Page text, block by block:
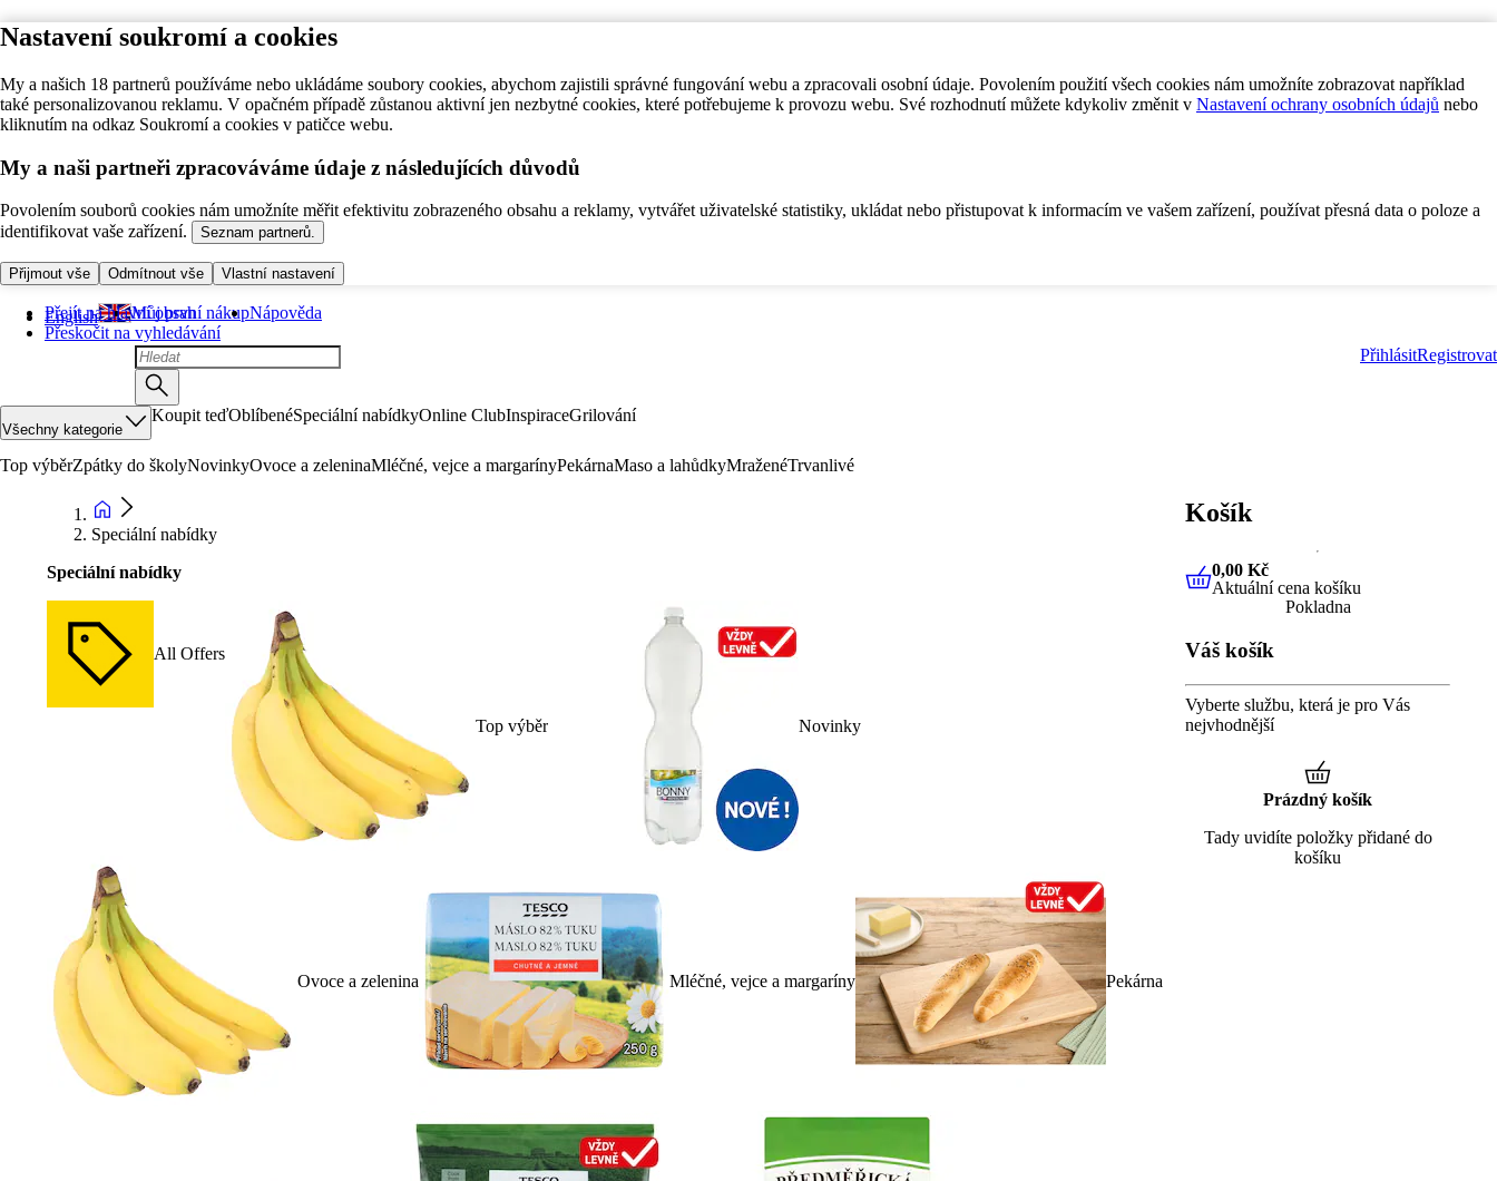
Nastavení soukromí a cookies
My a našich 18 partnerů používáme nebo ukládáme soubory cookies, abychom zajistili správné fungování webu a zpracovali osobní údaje. Povolením použití všech cookies nám umožníte zobrazovat například
také personalizovanou reklamu. V opačném případě zůstanou aktivní jen nezbytné cookies, které potřebujeme k provozu webu. Své rozhodnutí můžete kdykoliv změnit v Nastavení ochrany osobních údajů nebo
kliknutím na odkaz Soukromí a cookies v patičce webu.
My a naši partneři zpracováváme údaje z následujících důvodů
Povolením souborů cookies nám umožníte měřit efektivitu zobrazeného obsahu a reklamy, vytvářet uživatelské statistiky, ukládat nebo přistupovat k informacím ve vašem zařízení, používat přesná data o poloze a
identifikovat vaše zařízení.
Seznam partnerů.
Přijmout vše Odmítnout vše Vlastní nastavení
Přejít na hlavní obsah
Přeskočit na vyhledávání
English Můj první nákupNápověda
PřihlásitRegistrovat
Všechny kategorie
Koupit teďOblíbenéSpeciální nabídkyOnline ClubInspiraceGrilování
Top výběrZpátky do školyNovinkyOvoce a zeleninaMléčné, vejce a margarínyPekárnaMaso a lahůdkyMraženéTrvanlivé
Speciální nabídky
Speciální nabídky
All Offers
Top výběr Novinky
Ovoce a zelenina Mléčné, vejce a margaríny Pekárna
Košík
0,00 KčAktuální cena košíku
0,00 Kč
Aktuální cena košíku
Pokladna
Váš košík
Vyberte službu, která je pro Vás
nejvhodnější
Prázdný košík
Tady uvidíte položky přidané do
košíku